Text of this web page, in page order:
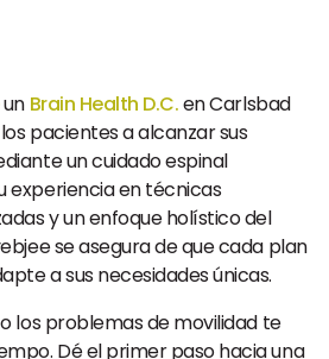
un Brain Health D.C.en Carlsbad
pacientes a alcanzar sus
un cuidado espinal
experiencia en técnicas
y un enfoque holístico del
se asegura de que cada plan
a sus necesidades únicas.
los problemas de movilidad te
Dé el primer paso hacia una